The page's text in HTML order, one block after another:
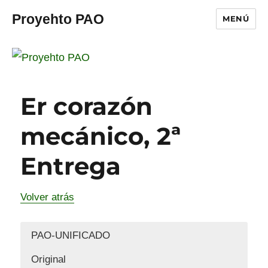
Proyehto PAO MENÚ
Er corazón
mecánico, 2ª
Entrega
Volver atrás
PAO-UNIFICADO
Original